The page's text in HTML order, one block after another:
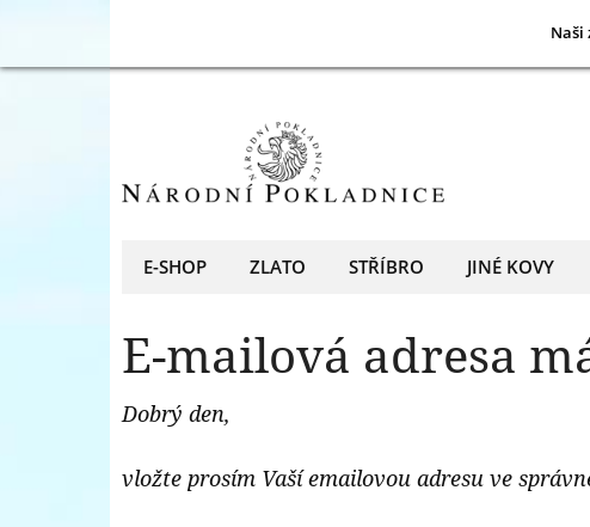
Naši
formát
Národní
-
přední
E-SHOP ZLATO STŘÍBRO JINÉ KOVY
E-mailová adresa
Dobrý den,
vložte prosím Vaší emailovou adresu ve
Naši
Národní
přední
a
medailí